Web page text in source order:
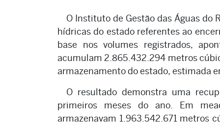
O Instituto de Gestão das Águas do
hídricas do estado referentes ao
base nos volumes registrados,
acumulam 2.865.432.294 metros
armazenamento do estado, estimada
O resultado demonstra uma
primeiros meses do ano. Em
armazenavam 1.963.542.671 metros